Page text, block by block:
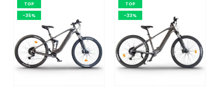
TOP
-35%
TOP
-33%